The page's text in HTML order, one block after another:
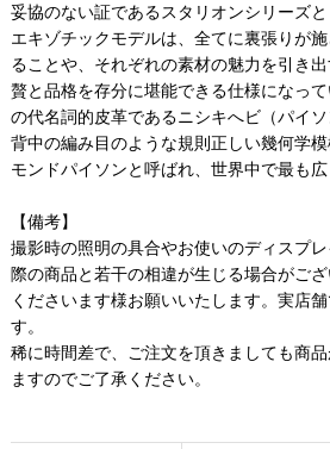
妥協のない証であるスタリオンシリーズ
エキゾチックモデルは、全てに裏張りが
ることや、それぞれの素材の魅力を引き
贅と品格を存分に堪能できる仕様になっ
の代名詞的皮革であるニシキへビ（パイソ
背中の編み目のような規則正しい幾何学
モンドパイソンと呼ばれ、世界中で最も広
【備考】
撮影時の照明の具合やお使いのディスプ
際の商品と若干の相違が生じる場合がご
くださいます様お願いいたします。実店
す。
稀に時間差で、ご注文を頂きましても商
ますのでご了承ください。